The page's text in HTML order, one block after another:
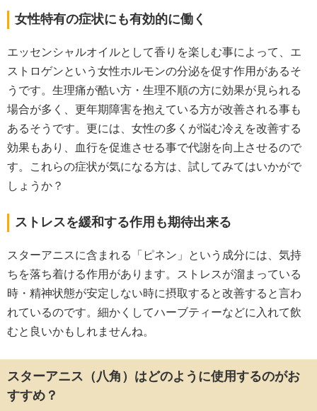
女性特有の症状にも有効的に働く
エッセンシャルオイルとして香りを楽しむ事によって、エ
ストロゲンという女性ホルモンの分泌を促す作用があるそ
うです。生理痛が酷い方・生理不順の方に効果が見られる
場合が多く、更年期障害を抱えている方が改善される事も
あるそうです。更には、女性の多くが悩む冷えを改善する
効果もあり、血行を促進させる事で代謝を向上させるので
す。これらの症状が気になる方は、試してみてはいかがで
しょうか？
ストレスを緩和する作用も期待出来る
スターアニスに含まれる「ピネン」という成分には、気持
ちを落ち着ける作用があります。ストレスが溜まっている
時・精神状態が安定しない時に摂取すると改善すると言わ
れているのです。細かくしてハーブティーなどに入れて飲
むと良いかもしれませんね。
スターアニス（八角）はどのように使用するのがお
すすめ？